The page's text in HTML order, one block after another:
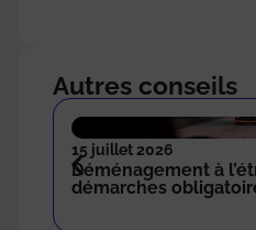
Autres conseils
15 juillet 2026
Déménagement à
démarches